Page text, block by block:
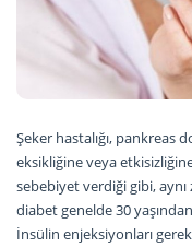
Şeker hastalığı, pankreas
eksikliğine veya
sebebiyet verdiği gibi, aynı
diabet genelde 30
İnsülin enjeksiyonları